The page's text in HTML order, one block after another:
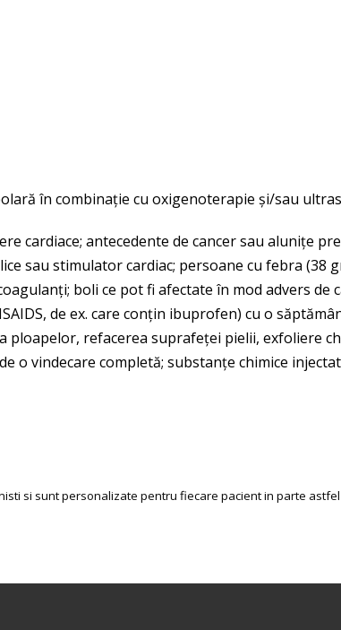
în combinație cu oxigenoterapie și/sau
cardiace; antecedente de cancer sau alunițe
sau stimulator cardiac; persoane cu febra (38
boli ce pot fi afectate în mod advers de
de ex. care conțin ibuprofen) cu o
refacerea suprafeței pielii, exfoliere
vindecare completă; substanțe chimice
si sunt personalizate pentru fiecare pacient in parte